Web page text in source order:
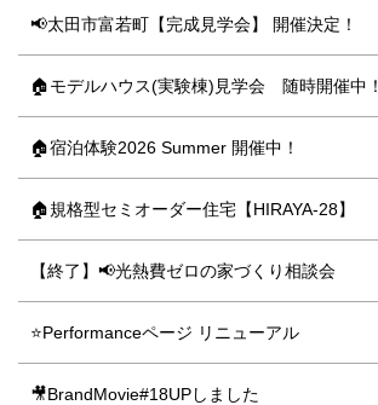
📢太田市富若町【完成見学会】 開催決定！
🏠モデルハウス(実験棟)見学会 随時開催中！
🏠宿泊体験2026 Summer 開催中！
🏠規格型セミオーダー住宅【HIRAYA-28】
【終了】📢光熱費ゼロの家づくり相談会
⭐Performanceページ リニューアル
🎥BrandMovie#18UPしました